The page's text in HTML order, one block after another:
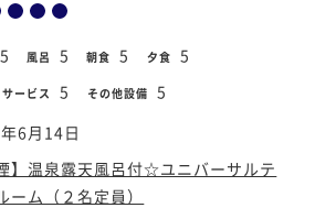
5 風呂 5 朝食 5 夕食 5
ービス 5 その他設備 5
6月14日
】温泉露天風呂付☆ユニバーサルテ
ーム（２名定員）